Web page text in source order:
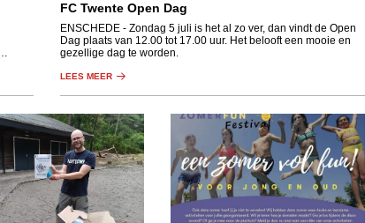
FC Twente Open Dag
ENSCHEDE - Zondag 5 juli is het al zo ver, dan vindt de Open
Dag plaats van 12.00 tot 17.00 uur. Het belooft een mooie en
gezellige dag te worden.
LEES MEER